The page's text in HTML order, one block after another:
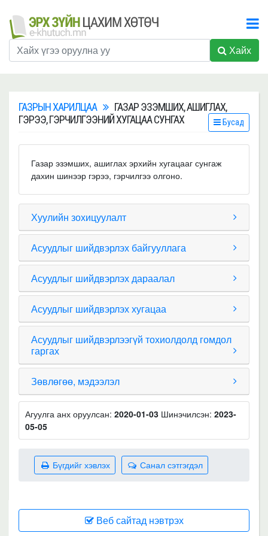
Хайх
ГАЗРЫН ХАРИЛЦАА
ГАЗАР ЭЗЭМШИХ, АШИГЛАХ,
ГЭРЭЭ, ГЭРЧИЛГЭЭНИЙ ХУГАЦАА СУНГАХ
Бусад
Газар эзэмших, ашиглах эрхийн хугацааг сунгаж
дахин шинээр гэрээ, гэрчилгээ олгоно.
Хуулийн зохицуулалт
Асуудлыг шийдвэрлэх байгууллага
Асуудлыг шийдвэрлэх дараалал
Асуудлыг шийдвэрлэх хугацаа
Асуудлыг шийдвэрлээгүй тохиолдолд гомдол
гаргах
Зөвлөгөө, мэдээлэл
Агуулга анх оруулсан: 2020-01-03 Шинэчилсэн: 2023-
05-05
Санал сэтгэгдэл
Бүгдийг хэвлэх
Веб сайтад нэвтрэх